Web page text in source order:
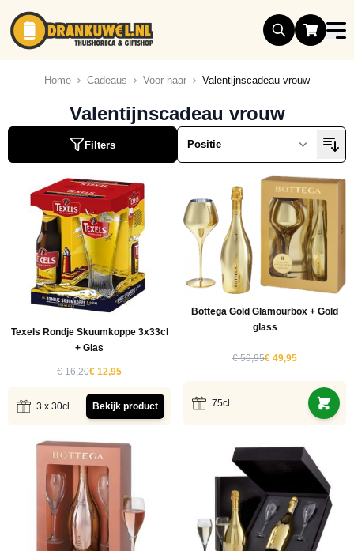
Ga naar de inhoud
Home Cadeaus Voor haar Valentijnscadeau vrouw
Valentijnscadeau vrouw
Filters
Texels Rondje Skuumkoppe 3x33cl
+ Glas
€ 16,20€ 12,95
3 x 30cl Bekijk product
Bottega Gold Glamourbox + Gold
glass
€ 59,95€ 49,95
75cl